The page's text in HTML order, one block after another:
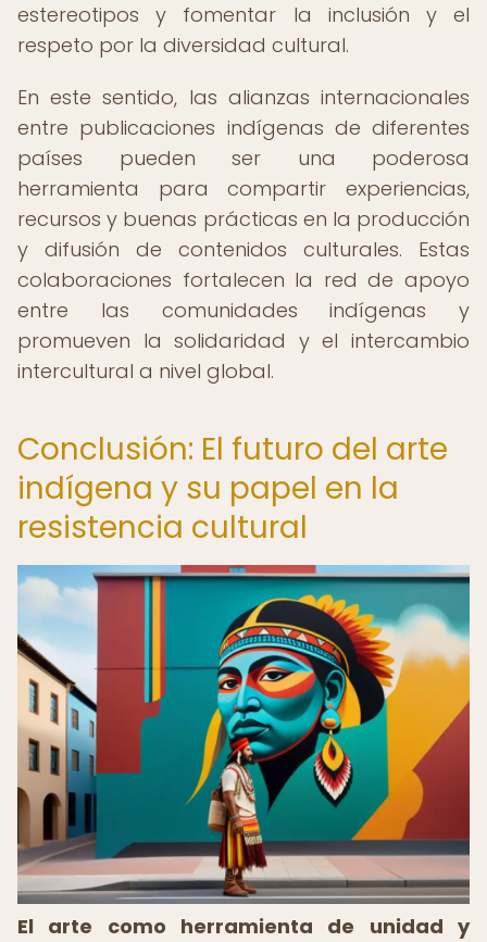
estereotipos y fomentar la inclusión y el
respeto por la diversidad cultural.
En este sentido, las alianzas internacionales
entre publicaciones indígenas de diferentes
países pueden ser una poderosa
herramienta para compartir experiencias,
recursos y buenas prácticas en la producción
y difusión de contenidos culturales. Estas
colaboraciones fortalecen la red de apoyo
entre las comunidades indígenas y
promueven la solidaridad y el intercambio
intercultural a nivel global.
Conclusión: El futuro del arte
indígena y su papel en la
resistencia cultural
El arte como herramienta de unidad y